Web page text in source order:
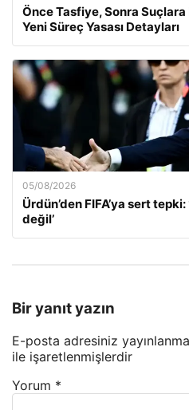
Önce Tasfiye, Sonra
Yeni Süreç Yasası Detayları
05/08/2026
Ürdün’den FIFA’ya sert
değil’
Bir yanıt yazın
E-posta adresiniz
ile işaretlenmişlerdir
Yorum *